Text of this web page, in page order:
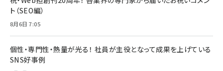
ト（SEO編）
8月6日 7:05
個性・専門性・熱量が光る！ 社員が主役となって成果を上げている
SNS好事例